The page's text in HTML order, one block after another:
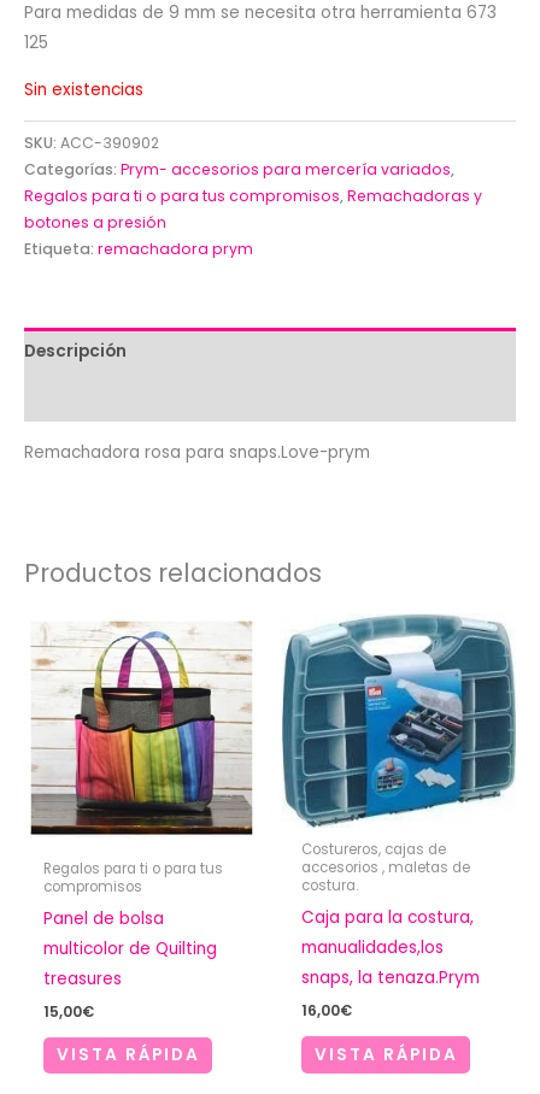
Para medidas de 9 mm se necesita otra herramienta 673
125
Sin existencias
SKU: ACC-390902
Categorías: Prym- accesorios para mercería variados,
Regalos para ti o para tus compromisos,Remachadoras y
botones a presión
Etiqueta: remachadora prym
Descripción
Remachadora rosa para snaps.Love-prym
Productos relacionados
Regalos para ti o para tus
compromisos
Panel de bolsa
multicolor de Quilting
treasures
15,00€
VISTA RÁPIDA
Costureros, cajas de
accesorios , maletas de
costura.
Caja para la costura,
manualidades,los
snaps, la tenaza.Prym
16,00€
VISTA RÁPIDA